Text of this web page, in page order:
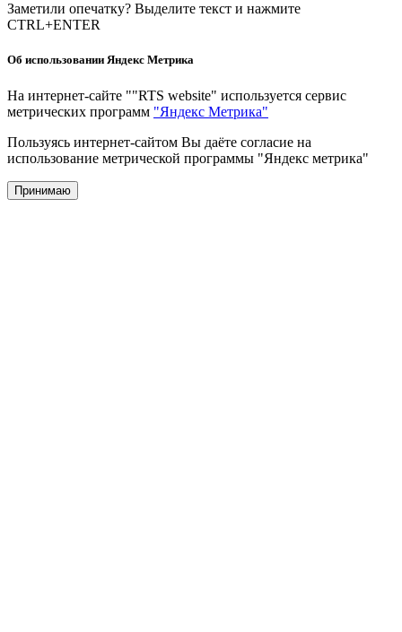
Заметили опечатку? Выделите текст и нажмите
CTRL+ENTER
Об использовании Яндекс Метрика
На интернет-сайте ""RTS website" используется сервис
метрических программ "Яндекс Метрика"
Пользуясь интернет-сайтом Вы даёте согласие на
использование метрической программы "Яндекс метрика"
Принимаю